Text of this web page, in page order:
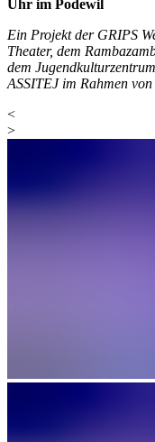
Uhr im Podewil
Ein Projekt der GRIPS
Theater, dem
dem
ASSITEJ im Rahmen
<
>